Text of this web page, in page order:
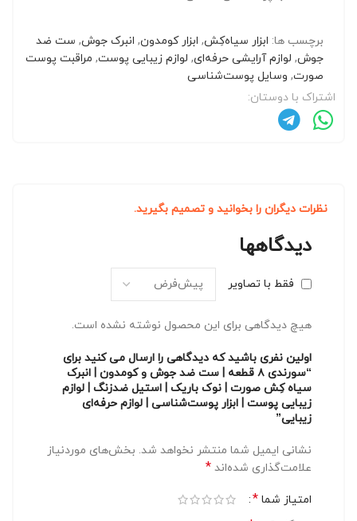
برچسب ها: ابزار سیاه‌کِش, ابزار کومدون, انبرک جوش, ست ضد
جوش, لوازم آرایشی حرفه‌ای, لوازم زیبایی پوست, مراقبت پوست
صورت, وسایل پوست‌شناسی
اشتراک با دوستان:
نظرات دیگران را بخوانید و تصمیم بگیرید.
دیدگاهها
فقط با تصاویر
هیچ دیدگاهی برای این محصول نوشته نشده است.
اولین نفری باشید که دیدگاهی را ارسال می کنید برای
“سورندی ۸ قطعه | ست ضد جوش و کومدون | انبرک
سیاه‌ کِش صورت | نوک باریک | استیل ضدزنگ | لوازم
زیبایی پوست | ابزار پوست‌شناسی | لوازم حرفه‌ای
زیبایی”
نشانی ایمیل شما منتشر نخواهد شد. بخش‌های موردنیاز
علامت‌گذاری شده‌اند *
امتیاز شما *